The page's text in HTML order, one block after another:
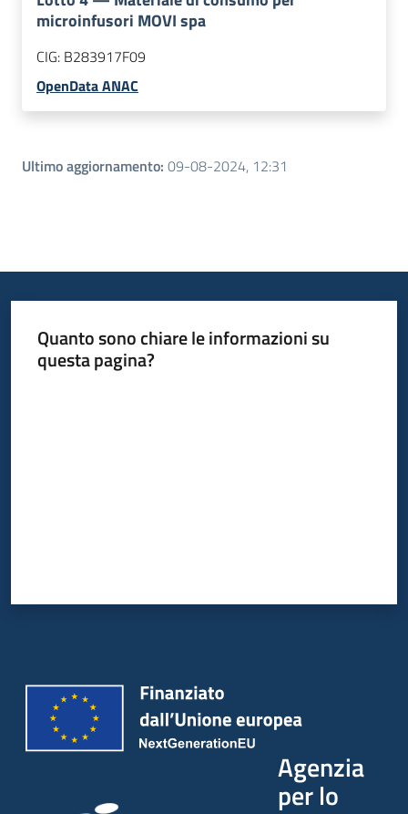
microinfusori MOVI spa
CIG: B283917F09
OpenData ANAC
Ultimo aggiornamento: 09-08-2024, 12:31
Quanto sono chiare le informazioni su
questa pagina?
Agenzia
per lo